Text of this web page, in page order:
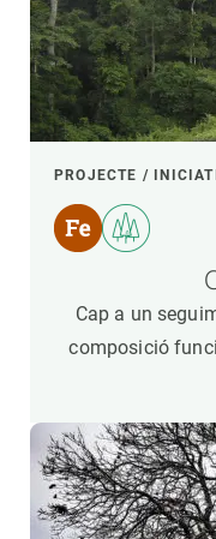
PROJECTE /
Cap a un
composició